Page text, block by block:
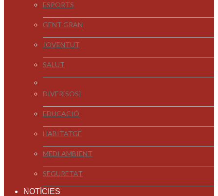
ESPORTS
GENT GRAN
JOVENTUT
SALUT
DIVER[SOS]
EDUCACIÓ
HABITATGE
MEDI AMBIENT
SEGURETAT
NOTÍCIES